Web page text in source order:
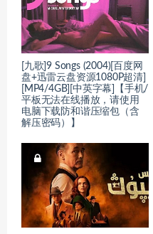
[九歌]9 Songs (2004)[百度网
盘+迅雷云盘资源1080P超清]
[MP4/4GB][中英字幕]【手机/
平板无法在线播放，请使用
电脑下载防和谐压缩包（含
解压密码）】